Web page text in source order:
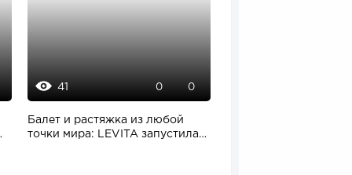
41 0 0
Балет и растяжка из любой
точки мира: LEVITA запустила